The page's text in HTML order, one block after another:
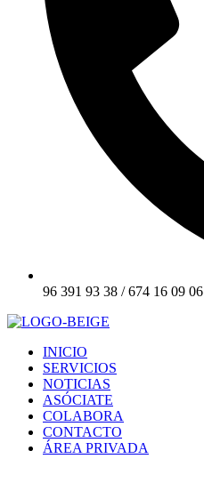
96 391 93 38 / 674 16 09 06
INICIO
SERVICIOS
NOTICIAS
ASÓCIATE
COLABORA
CONTACTO
ÁREA PRIVADA